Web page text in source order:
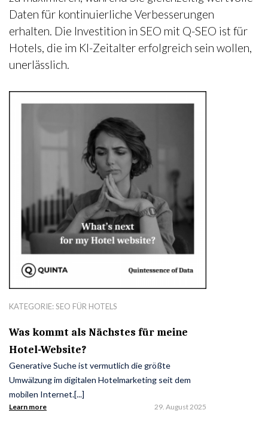
Daten für kontinuierliche Verbesserungen
erhalten. Die Investition in SEO mit Q-SEO ist für
Hotels, die im KI-Zeitalter erfolgreich sein wollen,
unerlässlich.
KATEGORIE:SEO FÜR HOTELS
Was kommt als Nächstes für meine
Hotel-Website?
Generative Suche ist vermutlich die größte
Umwälzung im digitalen Hotelmarketing seit dem
mobilen Internet.[...]
Learn more 29. August 2025